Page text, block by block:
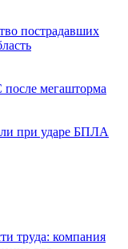
пострадавших
мегашторма
при ударе БПЛА
труда: компания